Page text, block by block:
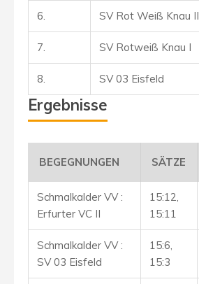
6. SV Rot Weiß Knau II
7. SV Rotweiß Knau I
8. SV 03 Eisfeld
Ergebnisse
BEGEGNUNGEN SÄTZE
Schmalkalder VV :
Erfurter VC II
15:12,
15:11
Schmalkalder VV :
SV 03 Eisfeld
15:6,
15:3